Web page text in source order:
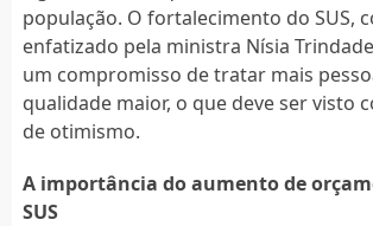
população. O fortalecimento do SUS,
enfatizado pela ministra Nísia
um compromisso de tratar mais
qualidade maior, o que deve ser visto
de otimismo.
A importância do aumento de
SUS